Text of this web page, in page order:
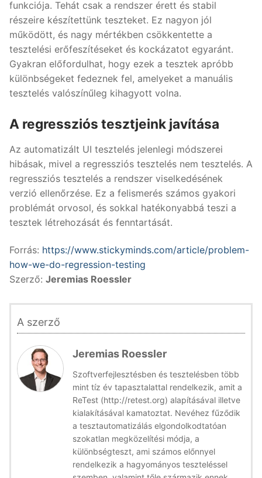
funkciója. Tehát csak a rendszer érett és stabil
részeire készítettünk teszteket. Ez nagyon jól
működött, és nagy mértékben csökkentette a
tesztelési erőfeszítéseket és kockázatot egyaránt.
Gyakran előfordulhat, hogy ezek a tesztek apróbb
különbségeket fedeznek fel, amelyeket a manuális
tesztelés valószínűleg kihagyott volna.
A regressziós tesztjeink javítása
Az automatizált UI tesztelés jelenlegi módszerei
hibásak, mivel a regressziós tesztelés nem tesztelés. A
regressziós tesztelés a rendszer viselkedésének
verzió ellenőrzése. Ez a felismerés számos gyakori
problémát orvosol, és sokkal hatékonyabbá teszi a
tesztek létrehozását és fenntartását.
Forrás: https://www.stickyminds.com/article/problem-
how-we-do-regression-testing
Szerző: Jeremias Roessler
A szerző
Jeremias Roessler
Szoftverfejlesztésben és tesztelésben több
mint tíz év tapasztalattal rendelkezik, amit a
ReTest (http://retest.org) alapításával illetve
kialakításával kamatoztat. Nevéhez fűződik
a tesztautomatizálás elgondolkodtatóan
szokatlan megközelítési módja, a
különbségteszt, ami számos előnnyel
rendelkezik a hagyományos teszteléssel